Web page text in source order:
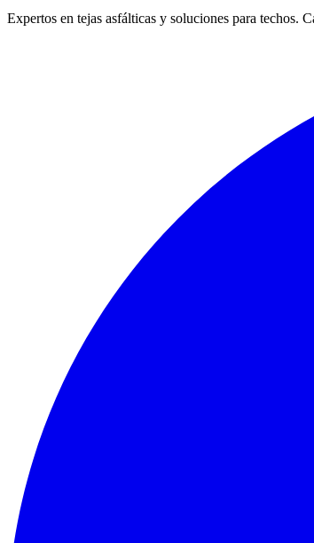
Expertos en tejas asfálticas y soluciones para techos.